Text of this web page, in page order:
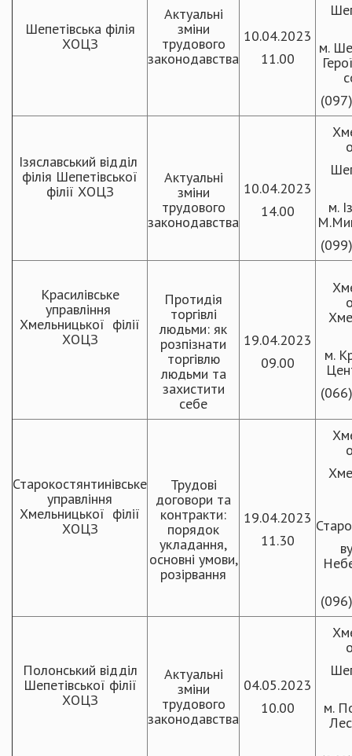
Шепетівська філія
ХОЦЗ
Актуальні
зміни
трудового
законодавства
10.04.2023
11.00
м.
Ізяславський відділ
філія Шепетівської
філії ХОЦЗ
Актуальні
зміни
трудового
законодавства
10.04.2023
14.00
м.
Красилівське
управління
Хмельницької філії
ХОЦЗ
Протидія
торгівлі
людьми: як
розпізнати
торгівлю
людьми та
захистити
себе
19.04.2023
09.00
м.
Старокостянтинівське
управління
Хмельницької філії
ХОЦЗ
Трудові
договори та
контракти:
порядок
укладання,
основні умови,
розірвання
19.04.2023
11.30
Полонський відділ
Шепетівської філії
ХОЦЗ
Актуальні
зміни
трудового
законодавства
04.05.2023
10.00
м.